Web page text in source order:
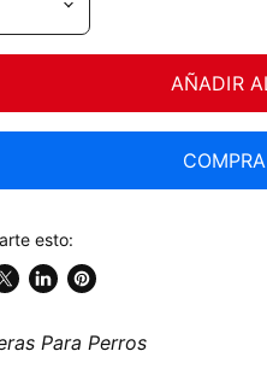
AÑADIR
esto:
Compartir
Compartir
LinkedIn
Guardar
Pinterest
Para Perros